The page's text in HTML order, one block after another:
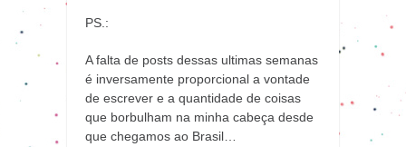
PS.:
A falta de posts dessas ultimas semanas
é inversamente proporcional a vontade
de escrever e a quantidade de coisas
que borbulham na minha cabeça desde
que chegamos ao Brasil…